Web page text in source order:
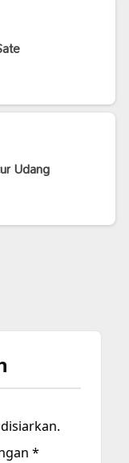
Udang
*